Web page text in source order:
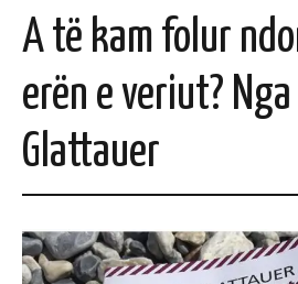
A të kam folur
erën e veriut?
Glattauer